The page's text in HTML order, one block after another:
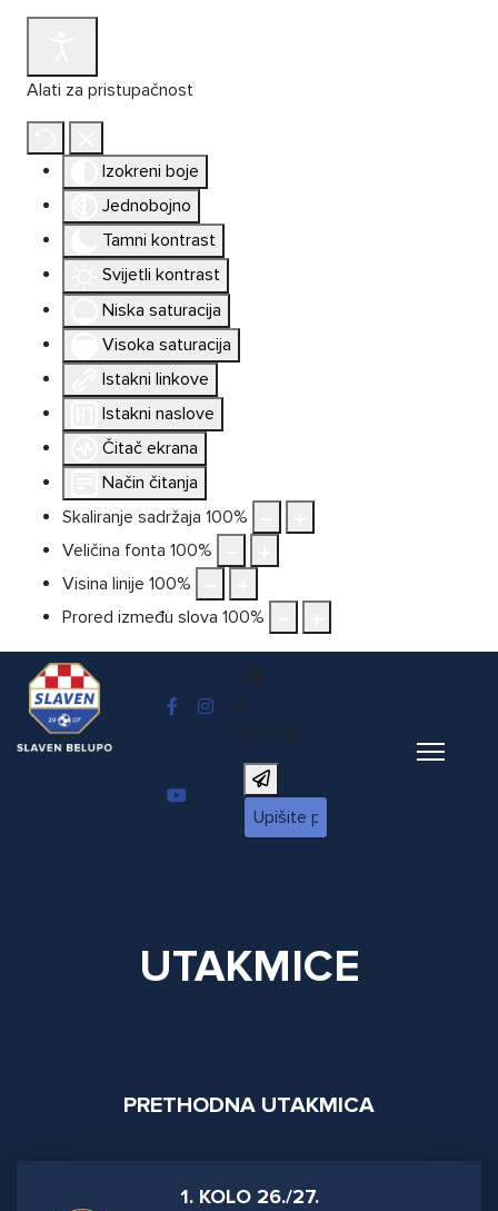
Alati za pristupačnost
Izokreni boje
Jednobojno
Tamni kontrast
Svijetli kontrast
Niska saturacija
Visoka saturacija
Istakni linkove
Istakni naslove
Čitač ekrana
Način čitanja
Skaliranje sadržaja 100%
Veličina fonta 100%
Visina linije 100%
Prored između slova 100%
X
Pretraga
UTAKMICE
PRETHODNA UTAKMICA
1. KOLO 26./27.